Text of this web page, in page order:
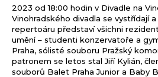
2023 od 18:00 hodin v Divadle na
Vinohradského divadla se vystřídají
repertoáru představí všichni
umění – studenti konzervatoře a
Praha, sólisté souboru Pražský
patronem se letos stal Jiří Kylián,
souborů Balet Praha Junior a Baby